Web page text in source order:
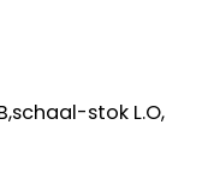
stok L.O,